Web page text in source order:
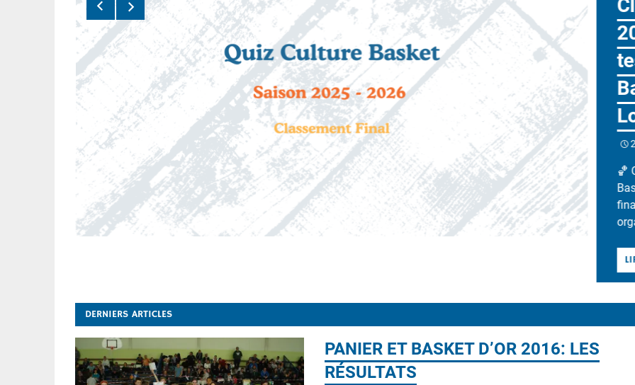
Final > Quiz
– Viens tester
du
Centre-Val de
tester tes connaissances du
de Loire » : les résultats
Après trois manches
DERNIERS ARTICLES
PANIER ET BASKET D’OR 2016: LES
RÉSULTATS